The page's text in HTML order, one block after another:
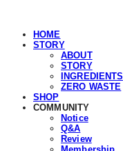
HOME
STORY
ABOUT
STORY
INGREDIENTS
ZERO WASTE
SHOP
COMMUNITY
Notice
Q&A
Review